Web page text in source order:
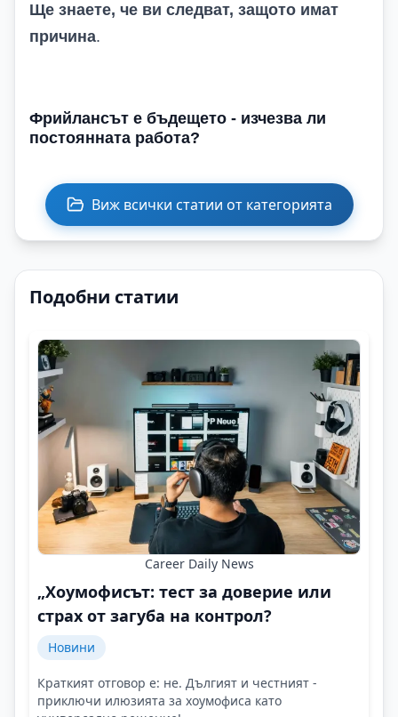
Ще знаете, че ви следват, защото имат
причина.
Фрийлансът е бъдещето - изчезва ли
постоянната работа?
Виж всички статии от категорията
Подобни статии
Career Daily News
„Хоумофисът: тест за доверие или
страх от загуба на контрол?
Новини
Краткият отговор е: не. Дългият и честният -
приключи илюзията за хоумофиса като